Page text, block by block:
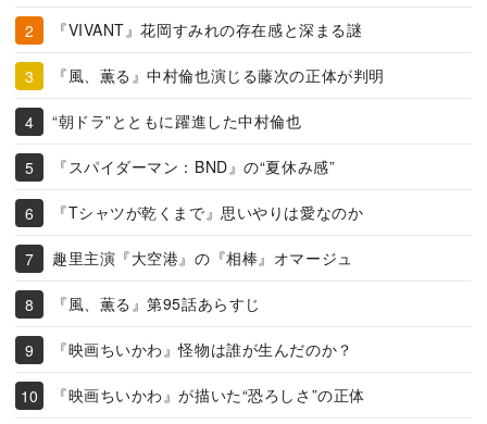
『VIVANT』花岡すみれの存在感と深まる謎
『風、薫る』中村倫也演じる藤次の正体が判明
“朝ドラ”とともに躍進した中村倫也
『スパイダーマン：BND』の“夏休み感”
『Tシャツが乾くまで』思いやりは愛なのか
趣里主演『大空港』の『相棒』オマージュ
『風、薫る』第95話あらすじ
『映画ちいかわ』怪物は誰が生んだのか？
『映画ちいかわ』が描いた“恐ろしさ”の正体